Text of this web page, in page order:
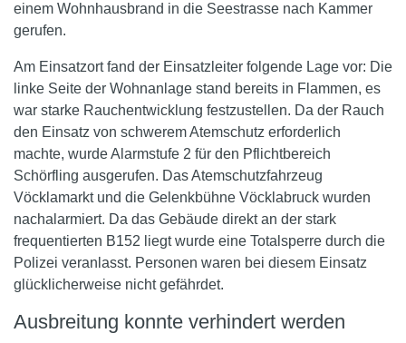
einem Wohnhausbrand in die Seestrasse nach Kammer
gerufen.
Am Einsatzort fand der Einsatzleiter folgende Lage vor: Die
linke Seite der Wohnanlage stand bereits in Flammen, es
war starke Rauchentwicklung festzustellen. Da der Rauch
den Einsatz von schwerem Atemschutz erforderlich
machte, wurde Alarmstufe 2 für den Pflichtbereich
Schörfling ausgerufen. Das Atemschutzfahrzeug
Vöcklamarkt und die Gelenkbühne Vöcklabruck wurden
nachalarmiert. Da das Gebäude direkt an der stark
frequentierten B152 liegt wurde eine Totalsperre durch die
Polizei veranlasst. Personen waren bei diesem Einsatz
glücklicherweise nicht gefährdet.
Ausbreitung konnte verhindert werden